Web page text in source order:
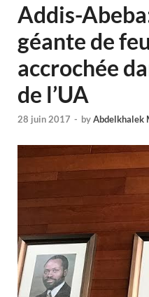
Addis-
géante de
accrochée
de l’UA
28 juin 2017 - byAbdelkhalek